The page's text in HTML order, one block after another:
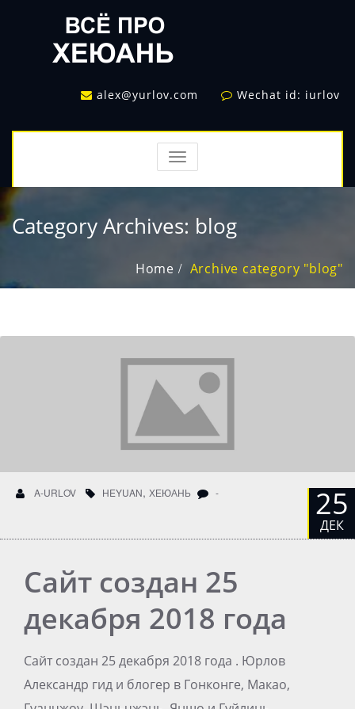
alex@yurlov.com Wechat id: iurlov
TOGGLE
NAVIGATION
Category Archives: blog
Home Archive category "blog"
A-URLOV HEYUAN, ХЕЮАНЬ - 25
ДЕК
Сайт создан 25
декабря 2018 года
Сайт создан 25 декабря 2018 года . Юрлов
Александр гид и блогер в Гонконге, Макао,